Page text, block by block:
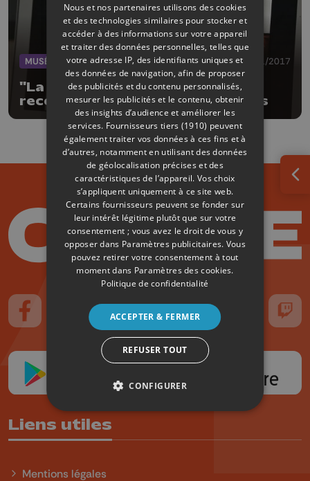
MUSÉE 14/11/2017
"La pose enchantée" de Magritte
reconstituée grâce à des Liégeois
Suivez-nous sur FaceBook
Suivez-nous sur Instagram
Suivez-nous sur TikTokSuivez-nous sur YouTube
Suivez-nous
Liens utiles
Mentions légales
Nous et nos partenaires utilisons des cookies
et des technologies similaires pour stocker et
accéder à des informations sur votre appareil
et traiter des données personnelles, telles que
votre adresse IP, des identifiants uniques et
des données de navigation, afin de proposer
des publicités et du contenu personnalisés,
mesurer les publicités et le contenu, obtenir
des insights d’audience et améliorer les
services. Fournisseurs tiers (1910) peuvent
également traiter vos données à ces fins et à
d’autres, notamment en utilisant des données
de géolocalisation précises et des
caractéristiques de l’appareil. Vos choix
s’appliquent uniquement à ce site web.
Certains fournisseurs peuvent se fonder sur
leur intérêt légitime plutôt que sur votre
consentement ; vous avez le droit de vous y
opposer dans Paramètres publicitaires. Vous
pouvez retirer votre consentement à tout
moment dans Paramètres des cookies.
Politique de confidentialité
ACCEPTER & FERMER
REFUSER TOUT
CONFIGURER